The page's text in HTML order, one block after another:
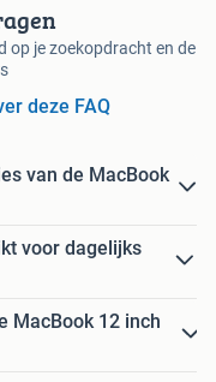
op je zoekopdracht en de
deze FAQ
van de MacBook
voor dagelijks
MacBook 12 inch